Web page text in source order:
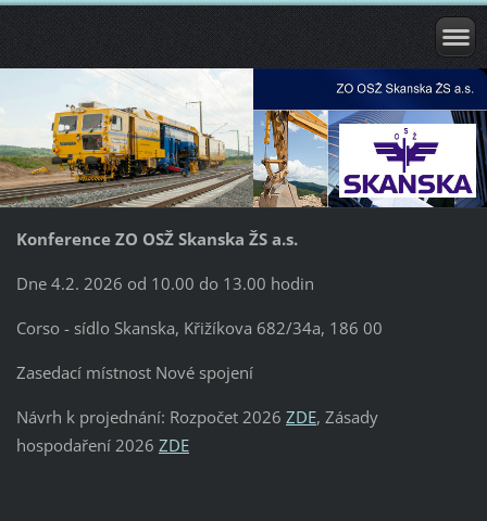
Konference ZO OSŽ Skanska ŽS a.s.
Dne 4.2. 2026 od 10.00 do 13.00 hodin
Corso - sídlo Skanska, Křižíkova 682/34a, 186 00
Zasedací místnost Nové spojení
Návrh k projednání: Rozpočet 2026 ZDE, Zásady
hospodaření 2026 ZDE